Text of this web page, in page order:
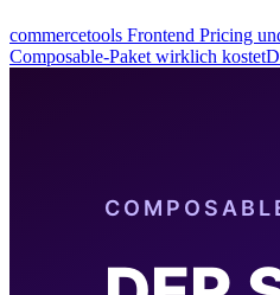
commercetools Frontend Pricing
Composable-Paket wirklich